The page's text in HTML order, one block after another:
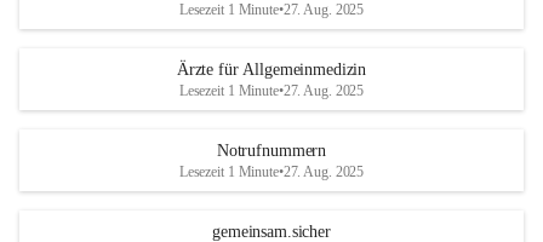
Lesezeit 1 Minute•27. Aug. 2025
Ärzte für Allgemeinmedizin
Lesezeit 1 Minute•27. Aug. 2025
Notrufnummern
Lesezeit 1 Minute•27. Aug. 2025
gemeinsam.sicher